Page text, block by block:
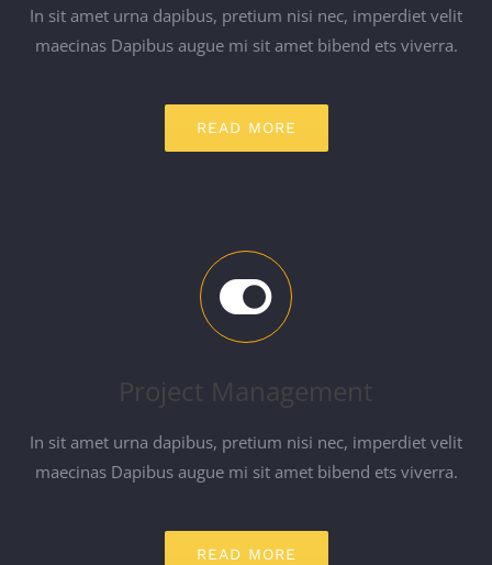
In sit amet urna dapibus, pretium nisi nec, imperdiet velit
maecinas Dapibus augue mi sit amet bibend ets viverra.
READ MORE
Project Management
In sit amet urna dapibus, pretium nisi nec, imperdiet velit
maecinas Dapibus augue mi sit amet bibend ets viverra.
READ MORE